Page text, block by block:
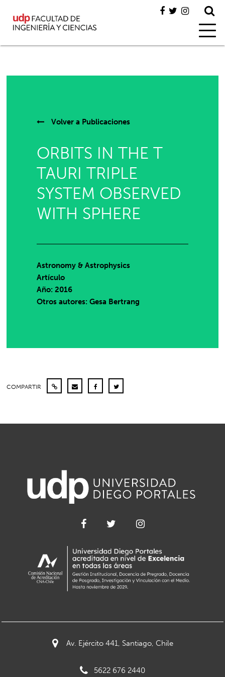
Volver a Publicaciones
ORBITS IN THE T
TAURI TRIPLE
SYSTEM OBSERVED
WITH SPHERE
Astronomy & Astrophysics
Artículo
Año: 2016
Otros autores: Gesa Bertrang
COMPARTIR
Av. Ejército 441, Santiago, Chile
5622 676 2440